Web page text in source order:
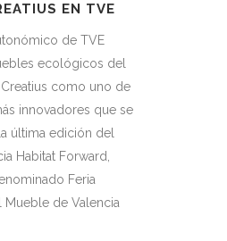
EN TVE
de TVE
ecológicos del
como uno de
innovadores que se
última edición del
Habitat Forward,
Feria
Mueble de Valencia